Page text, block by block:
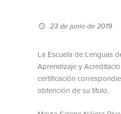
23 de junio de 2019
La Escuela de Lenguas
Aprendizaje y
certificación
obtención de su título.